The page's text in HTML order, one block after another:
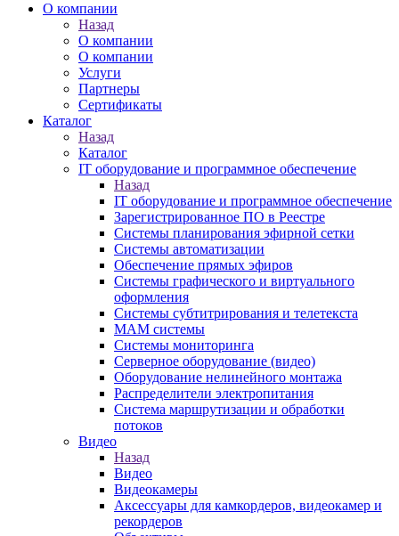
О компании
Назад
О компании
О компании
Услуги
Партнеры
Сертификаты
Каталог
Назад
Каталог
IT оборудование и программное обеспечение
Назад
IT оборудование и программное обеспечение
Зарегистрированное ПО в Реестре
Системы планирования эфирной сетки
Системы автоматизации
Обеспечение прямых эфиров
Системы графического и виртуального
оформления
Системы субтитрирования и телетекста
MAM системы
Системы мониторинга
Серверное оборудование (видео)
Оборудование нелинейного монтажа
Распределители электропитания
Система маршрутизации и обработки
потоков
Видео
Назад
Видео
Видеокамеры
Аксессуары для камкордеров, видеокамер и
рекордеров